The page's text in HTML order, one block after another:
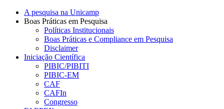
A pesquisa na Unicamp
Boas Práticas em Pesquisa
Políticas Institucionais
Boas Práticas e Compliance em Pesquisa
Disclaimer
Iniciação Científica
PIBIC/PIBITI
PIBIC-EM
CAF
CAFIn
Congresso